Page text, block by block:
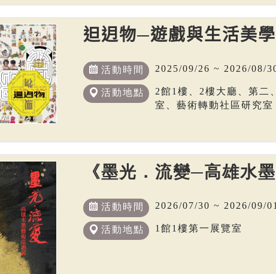
𨑨迌物─遊戲與生活美
活動時間 2025/09/26 ~ 2026/08/
活動地點
2館1樓、2樓大廳、第二
室、藝術轉動社區研究室
《墨光．流變─高雄水
活動時間 2026/07/30 ~ 2026/09/01
活動地點 1館1樓第一展覽室